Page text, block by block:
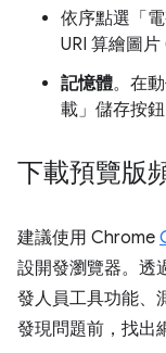
依序點選「電
URI 算繪圖片
記憶體。在
載」 儲存按
下載預覽版
建議使用 Chrome
設開發瀏覽器。透
發人員工具功能、
發現問題前，找出